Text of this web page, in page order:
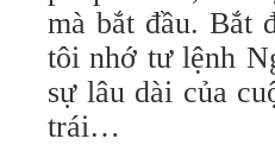
mà bắt đầu. Bắt
tôi nhớ tư lệnh
sự lâu dài của
trái…